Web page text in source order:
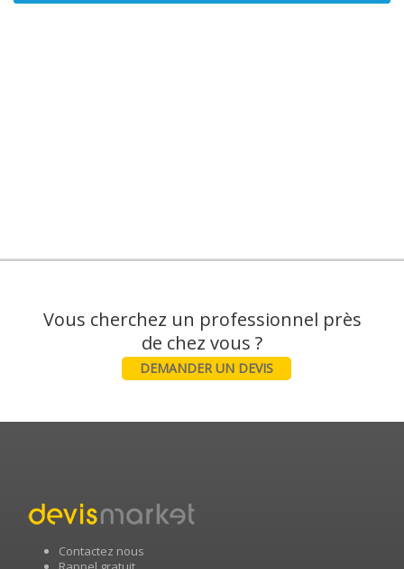
Vous cherchez un professionnel près
DEMANDER UN DEVIS
Contactez nous